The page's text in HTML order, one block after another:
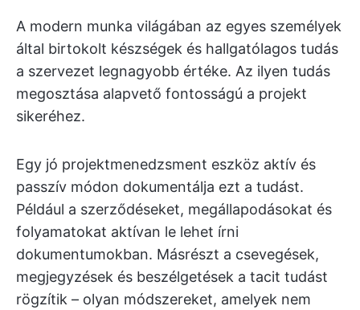
A modern munka világában az egyes személyek
által birtokolt készségek és hallgatólagos tudás
a szervezet legnagyobb értéke. Az ilyen tudás
megosztása alapvető fontosságú a projekt
sikeréhez.
Egy jó projektmenedzsment eszköz aktív és
passzív módon dokumentálja ezt a tudást.
Például a szerződéseket, megállapodásokat és
folyamatokat aktívan le lehet írni
dokumentumokban. Másrészt a csevegések,
megjegyzések és beszélgetések a tacit tudást
rögzítik – olyan módszereket, amelyek nem